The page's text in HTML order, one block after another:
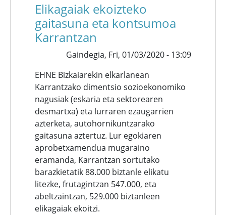
Elikagaiak ekoizteko
gaitasuna eta kontsumoa
Karrantzan
Gaindegia, Fri, 01/03/2020 - 13:09
EHNE Bizkaiarekin elkarlanean
Karrantzako dimentsio sozioekonomiko
nagusiak (eskaria eta sektorearen
desmartxa) eta lurraren ezaugarrien
azterketa, autohornikuntzarako
gaitasuna aztertuz. Lur egokiaren
aprobetxamendua mugaraino
eramanda, Karrantzan sortutako
barazkietatik 88.000 biztanle elikatu
litezke, frutagintzan 547.000, eta
abeltzaintzan, 529.000 biztanleen
elikagaiak ekoitzi.